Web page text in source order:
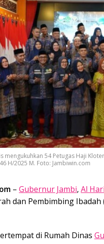
mengukuhkan 54 Petugas Haji
H/2025 M. Foto: Jambiwin.com
– Gubernur Jambi, Al
dan Pembimbing Ibadah
di Rumah Dinas